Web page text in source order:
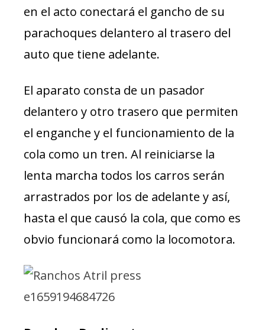
en el acto conectará el gancho de su
parachoques delantero al trasero del
auto que tiene adelante.
El aparato consta de un pasador
delantero y otro trasero que permiten
el enganche y el funcionamiento de la
cola como un tren. Al reiniciarse la
lenta marcha todos los carros serán
arrastrados por los de adelante y así,
hasta el que causó la cola, que como es
obvio funcionará como la locomotora.